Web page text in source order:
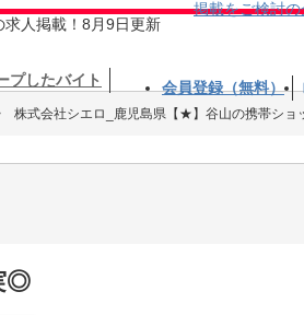
求人掲載！8月9日更新
掲載をご検討
プしたバイト 会員登録（無料）
株式会社シエロ_鹿児島県【★】谷山の携帯ショ
◎